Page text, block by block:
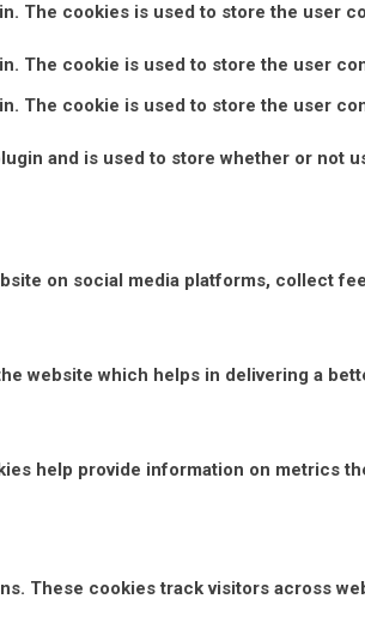
The cookies is used to store the user
The cookie is used to store the user
The cookie is used to store the user
and is used to store whether or not
on social media platforms, collect
website which helps in delivering a
help provide information on metrics
These cookies track visitors across